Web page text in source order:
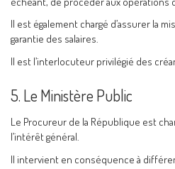
Il est également chargé d’assurer la
garantie des salaires.
Il est l’interlocuteur privilégié des
5. Le Ministère Public
Le Procureur de la République est
l’intérêt général.
Il intervient en conséquence à